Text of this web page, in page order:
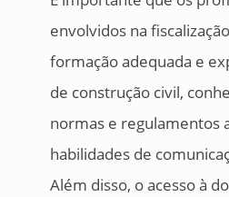
envolvidos na
formação adequada e
de construção civil,
normas e regulamentos
habilidades de
Além disso, o acesso à